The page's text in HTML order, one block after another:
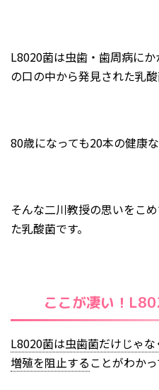
L8020菌は虫歯・歯周病に
の口の中から発見された乳酸
80歳になっても20本の健康
そんな二川教授の思いをこ
た乳酸菌です。
ここが凄い！
L8020菌は虫歯菌だけじゃ
増殖を阻止することがわかっ